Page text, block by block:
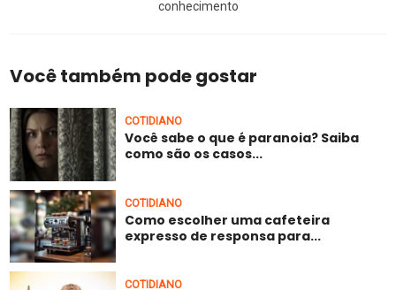
conhecimento
Você também pode gostar
COTIDIANO
Você sabe o que é paranoia? Saiba
como são os casos...
COTIDIANO
Como escolher uma cafeteira
expresso de responsa para...
COTIDIANO